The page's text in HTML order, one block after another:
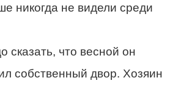
никогда не видели среди
сказать, что весной он
собственный двор. Хозяин